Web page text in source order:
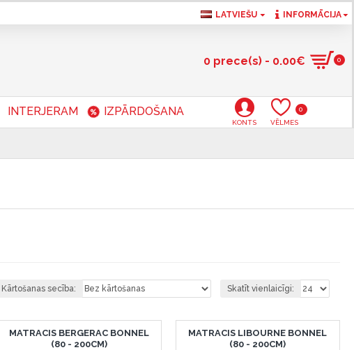
LATVIEŠU INFORMĀCIJA
0 prece(s) - 0.00€ 0
INTERJERAM IZPĀRDOŠANA
KONTS VĒLMES
0
Kārtošanas secība: Skatīt vienlaicīgi:
MATRACIS BERGERAC BONNEL
(80 - 200CM)
MATRACIS LIBOURNE BONNEL
(80 - 200CM)